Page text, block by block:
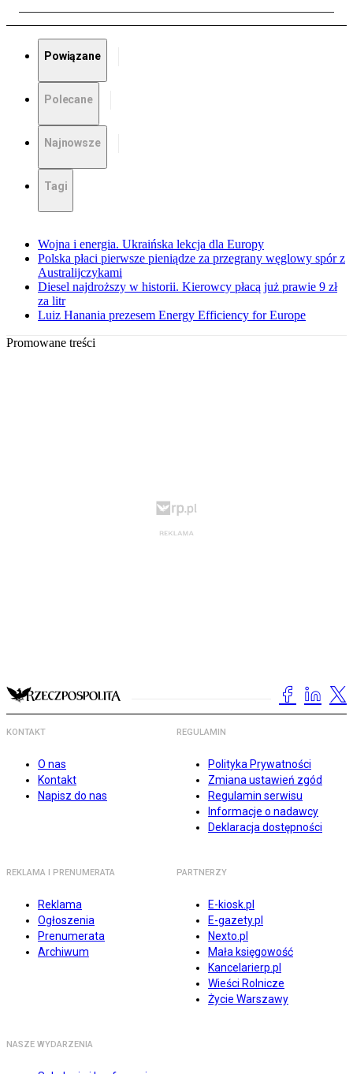
Powiązane
Polecane
Najnowsze
Tagi
Wojna i energia. Ukraińska lekcja dla Europy
Polska płaci pierwsze pieniądze za przegrany węglowy spór z
Australijczykami
Diesel najdroższy w historii. Kierowcy płacą już prawie 9 zł
za litr
Luiz Hanania prezesem Energy Efficiency for Europe
Promowane treści
KONTAKT
O nas
Kontakt
Napisz do nas
REGULAMIN
Polityka Prywatności
Zmiana ustawień zgód
Regulamin serwisu
Informacje o nadawcy
Deklaracja dostępności
REKLAMA I PRENUMERATA
Reklama
Ogłoszenia
Prenumerata
Archiwum
PARTNERZY
E-kiosk.pl
E-gazety.pl
Nexto.pl
Mała księgowość
Kancelarierp.pl
Wieści Rolnicze
Życie Warszawy
NASZE WYDARZENIA